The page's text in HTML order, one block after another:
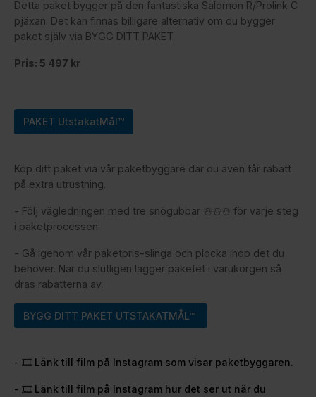
Detta paket bygger på den fantastiska Salomon R/Prolink C
pjäxan. Det kan finnas billigare alternativ om du bygger
paket själv via BYGG DITT PAKET
Pris: 5 497 kr
PAKET UtstakatMål™
Köp ditt paket via vår paketbyggare där du även får rabatt
på extra utrustning.
- Följ vägledningen med tre snögubbar ☃️☃️☃️ för varje steg
i paketprocessen.
- Gå igenom vår paketpris-slinga och plocka ihop det du
behöver. När du slutligen lägger paketet i varukorgen så
dras rabatterna av.
BYGG DITT PAKET UTSTAKATMÅL™
- 🎞️ Länk till film på Instagram som visar paketbyggaren.
- 🎞️ Länk till film på Instagram hur det ser ut när du